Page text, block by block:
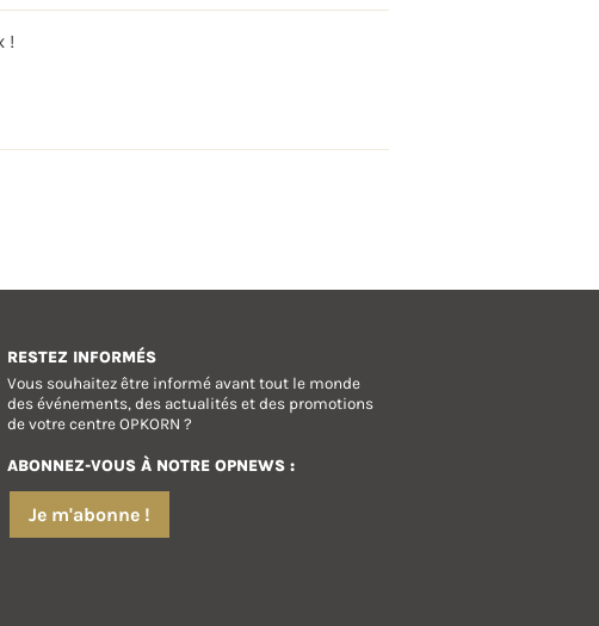
!
RESTEZ INFORMÉS
Vous souhaitez être informé avant tout le monde
des événements, des actualités et des promotions
de votre centre OPKORN ?
ABONNEZ-VOUS À NOTRE OPNEWS :
Je m'abonne !